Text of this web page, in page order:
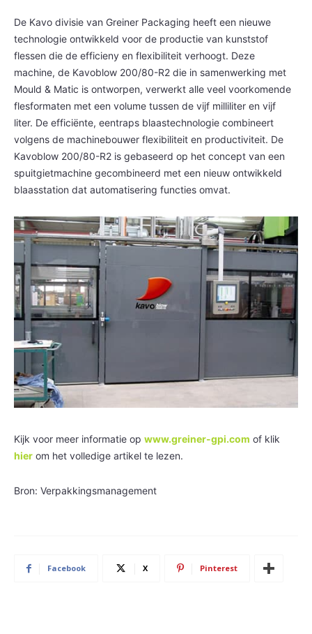
De Kavo divisie van Greiner Packaging heeft een nieuwe
technologie ontwikkeld voor de productie van kunststof
flessen die de efficieny en flexibiliteit verhoogt. Deze
machine, de Kavoblow 200/80-R2 die in samenwerking met
Mould & Matic is ontworpen, verwerkt alle veel voorkomende
flesformaten met een volume tussen de vijf milliliter en vijf
liter. De efficiënte, eentraps blaastechnologie combineert
volgens de machinebouwer flexibiliteit en productiviteit. De
Kavoblow 200/80-R2 is gebaseerd op het concept van een
spuitgietmachine gecombineerd met een nieuw ontwikkeld
blaasstation dat automatisering functies omvat.
Kijk voor meer informatie op www.greiner-gpi.com of klik
hier om het volledige artikel te lezen.
Bron: Verpakkingsmanagement
Facebook X Pinterest